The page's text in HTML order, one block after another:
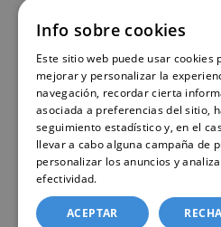
tramitación de
oficiales ante los
Documentos y trámites
gestionar
A través de nuestro
gestionar, entre otros:
matrimonio
y
defunción
Info sobre cookies
Este sitio web puede usar cookies
mejorar y personalizar la
navegación, recordar cierta
asociada a preferencias del sitio,
seguimiento estadístico y, en el
llevar a cabo alguna campaña de
personalizar los anuncios y
efectividad.
ACEPTAR